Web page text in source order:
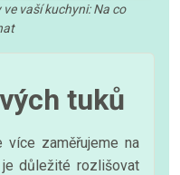
vaší kuchyni: Na co
tuků
zaměřujeme na
důležité rozlišovat